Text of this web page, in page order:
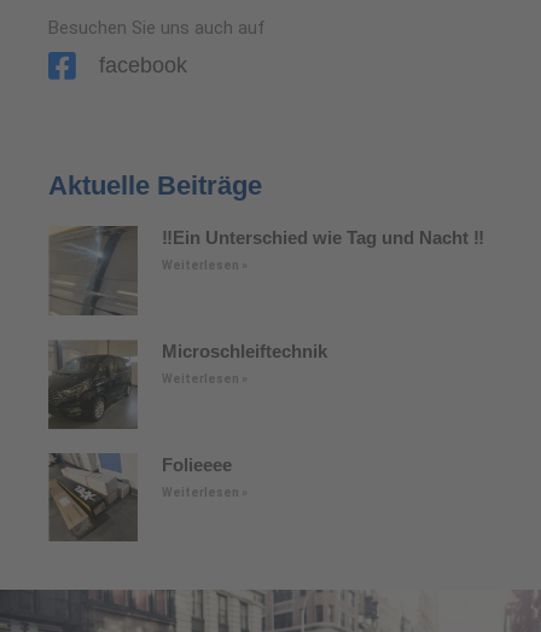
Besuchen Sie uns auch auf
facebook
Aktuelle Beiträge
‼️Ein Unterschied wie Tag und Nacht ‼️
Weiterlesen »
Microschleiftechnik
Weiterlesen »
Folieeee
Weiterlesen »